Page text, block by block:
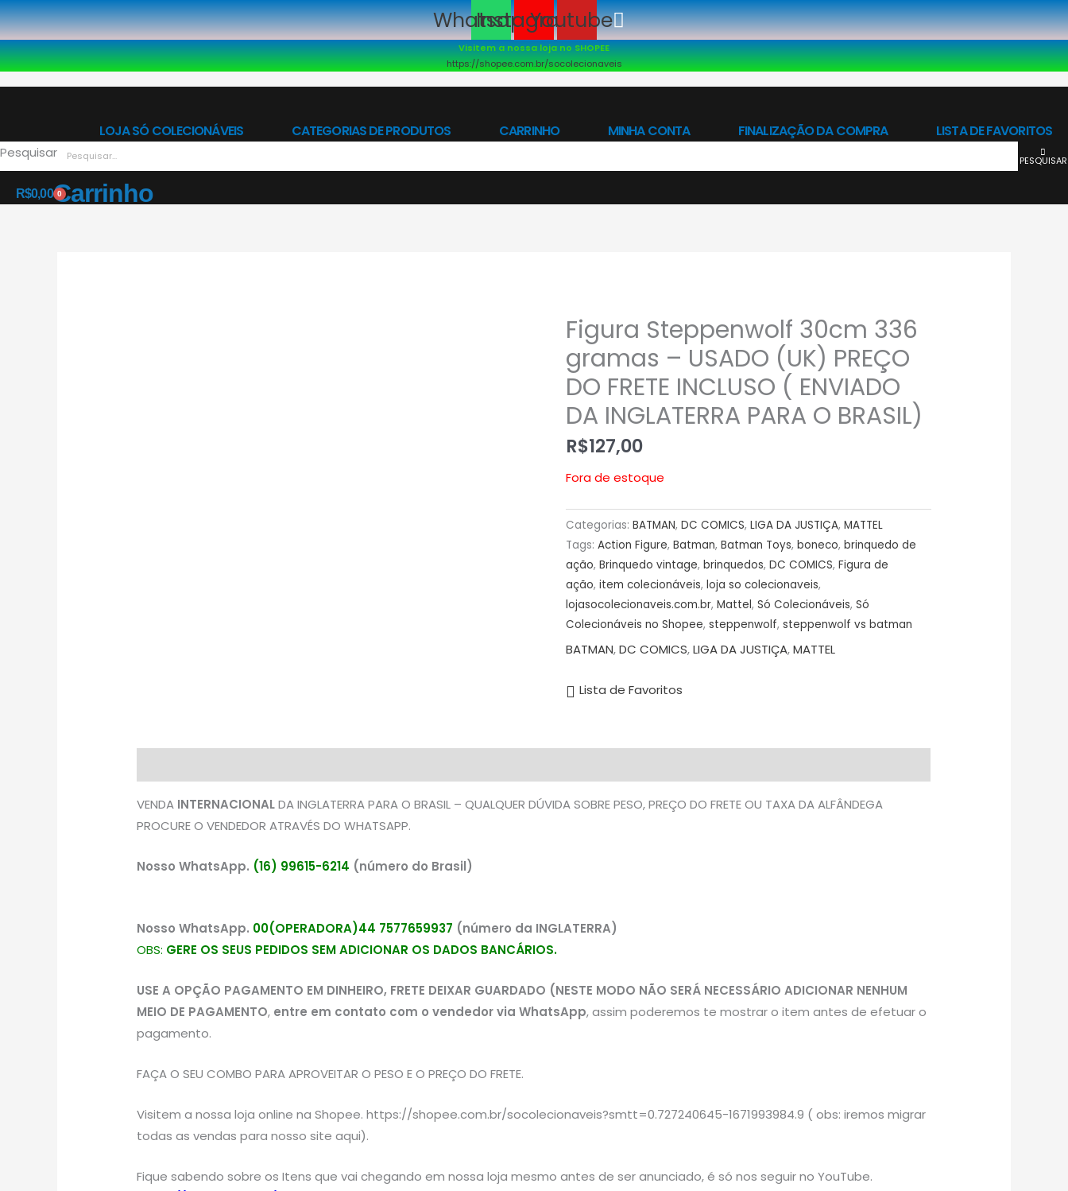
Ir
para
o
conteúdo
Whatsapp
Instagram
Youtube
Visitem a nossa loja no SHOPEE
https://shopee.com.br/socolecionaveis
LOJA SÓ COLECIONÁVEIS CATEGORIAS DE PRODUTOS CARRINHO MINHA CONTA FINALIZAÇÃO DA COMPRA LISTA DE FAVORITOS
Pesquisar PESQUISAR
R$0,00 0
Carrinho
Figura Steppenwolf 30cm 336
gramas – USADO (UK) PREÇO
DO FRETE INCLUSO ( ENVIADO
DA INGLATERRA PARA O BRASIL)
R$127,00
Fora de estoque
Categorias: BATMAN, DC COMICS, LIGA DA JUSTIÇA, MATTEL
Tags: Action Figure, Batman, Batman Toys, boneco, brinquedo de
ação, Brinquedo vintage, brinquedos, DC COMICS, Figura de
ação, item colecionáveis, loja so colecionaveis,
lojasocolecionaveis.com.br, Mattel, Só Colecionáveis, Só
Colecionáveis no Shopee, steppenwolf, steppenwolf vs batman
BATMAN,DC COMICS,LIGA DA JUSTIÇA,MATTEL
Lista de Favoritos
VENDA INTERNACIONALDA INGLATERRA PARA O BRASIL – QUALQUER DÚVIDA SOBRE PESO, PREÇO DO FRETE OU TAXA DA ALFÂNDEGA
PROCURE O VENDEDOR ATRAVÉS DO WHATSAPP.
Nosso WhatsApp. (16) 99615-6214 (número do Brasil)
Nosso WhatsApp. 00(OPERADORA)44 7577659937 (número da INGLATERRA)
OBS: GERE OS SEUS PEDIDOS SEM ADICIONAR OS DADOS BANCÁRIOS.
USE A OPÇÃO PAGAMENTO EM DINHEIRO, FRETE DEIXAR GUARDADO (NESTE MODO NÃO SERÁ NECESSÁRIO ADICIONAR NENHUM
MEIO DE PAGAMENTO, entre em contato com o vendedor via WhatsApp, assim poderemos te mostrar o item antes de efetuar o
pagamento.
FAÇA O SEU COMBO PARA APROVEITAR O PESO E O PREÇO DO FRETE.
Visitem a nossa loja online na Shopee. https://shopee.com.br/socolecionaveis?smtt=0.727240645-1671993984.9 ( obs: iremos migrar
todas as vendas para nosso site aqui).
Fique sabendo sobre os Itens que vai chegando em nossa loja mesmo antes de ser anunciado, é só nos seguir no YouTube.